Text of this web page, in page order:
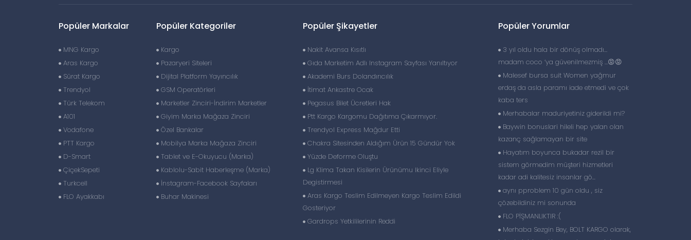
Popüler Markalar
MNG Kargo
Aras Kargo
Sürat Kargo
Trendyol
Türk Telekom
A101
Vodafone
PTT Kargo
D-Smart
ÇiçekSepeti
Turkcell
FLO Ayakkabı
Popüler Kategoriler
Kargo
Pazaryeri Siteleri
Dijital Platform Yayıncılık
GSM Operatörleri
Marketler Zinciri-İndirim Marketler
Giyim Marka Mağaza Zinciri
Özel Bankalar
Mobilya Marka Mağaza Zinciri
Tablet ve E-Okuyucu (Marka)
Kablolu-Sabit Haberleşme (Marka)
İnstagram-Facebook Sayfaları
Buhar Makinesi
Popüler Şikayetler
Nakit Avansa Kısıtlı
Gıda Marketim Adlı Instagram Sayfası Yanıltıyor
Akademi Burs Dolandırıcılık
İtimat Ankastre Ocak
Pegasus Bilet Ücretleri Hak
Ptt Kargo Kargomu Dağıtıma Çıkarmıyor.
Trendyol Express Mağdur Etti
Chakra Sitesinden Aldığım Ürün 15 Gündür Yok
Yüzde Deforme Oluştu
Lg Klima Takan Kisilerin Ürünümu Ikinci Eliyle
Degistirmesi
Aras Kargo Teslim Edilmeyen Kargo Teslim Edildi
Gosteriyor
Gardrops Yetkililerinin Reddi
Popüler Yorumlar
3 yıl oldu hala bir dönüş olmadı…
madam coco ‘ya güvenilmezmiş …😡😡
Malesef bursa suit Women yağmur
erdaş da asla paramı iade etmedi ve çok
kaba ters
Merhabalar maduriyetiniz giderildi mi?
Baywin bonuslari hileli hep yalan olan
kazanç sağlamayan bir site
Hayatım boyunca bukadar rezil bir
sistem görmedim müşteri hizmetleri
kadar adi kalitesiz insanlar gö...
aynı pproblem 10 gün oldu , siz
çözebildiniz mi sonunda
FLO PİŞMANLIKTIR :(
Merhaba Sezgin Bey, BOLT KARGO olarak,